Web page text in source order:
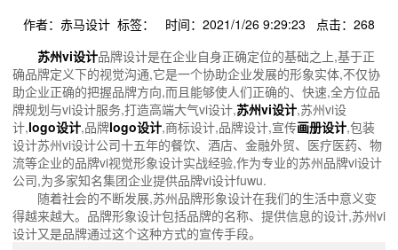
作者：赤马设计 标签： 时间：2021/1/26 9:29:23 点击： 268
苏州vi设计品牌设计是在企业自身正确定位的基础之上,基于正
确品牌定义下的视觉沟通,它是一个协助企业发展的形象实体,不仅协
助企业正确的把握品牌方向,而且能够使人们正确的、快速,全方位品
牌规划与vi设计服务,打造高端大气vi设计,苏州vi设计,苏州vi设
计,logo设计,品牌logo设计,商标设计,品牌设计,宣传画册设计,包装
设计苏州vi设计公司十五年的餐饮、酒店、金融外贸、医疗医药、物
流等企业的品牌vi视觉形象设计实战经验,作为专业的苏州品牌vi设计
公司,为多家知名集团企业提供品牌vi设计fuwu.
随着社会的不断发展,苏州品牌形象设计在我们的生活中意义变
得越来越大。品牌形象设计包括品牌的名称、提供信息的设计,苏州vi
设计又是品牌通过这个这种方式的宣传手段。